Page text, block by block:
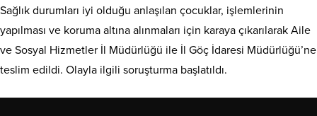
Sağlık durumları iyi olduğu anlaşılan çocuklar, işlemlerinin
yapılması ve koruma altına alınmaları için karaya çıkarılarak Aile
ve Sosyal Hizmetler İl Müdürlüğü ile İl Göç İdaresi Müdürlüğü’ne
teslim edildi. Olayla ilgili soruşturma başlatıldı.